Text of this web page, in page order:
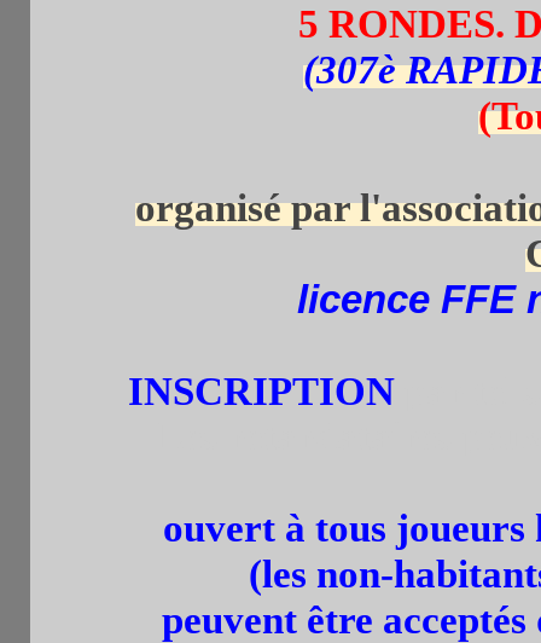
5 RONDES.
(307è
organisé par
licence FFE
INSCRIPTION
ouvert à tous
(les non-
peuvent être